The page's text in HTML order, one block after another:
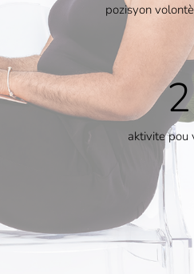
pozisyon
2
aktivite pou